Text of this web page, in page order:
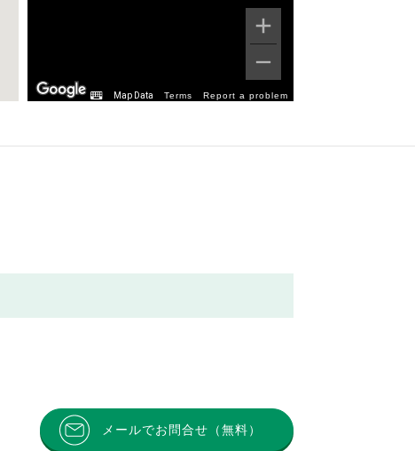
Map Data Terms Report a problem
メールでお問合せ（無料）